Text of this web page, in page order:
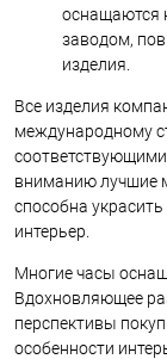
оснащаются
заводом,
изделия.
Все изделия
международному
вниманию лучшие
способна
интерьер.
Многие часы
Вдохновляющее
перспективы
особенности